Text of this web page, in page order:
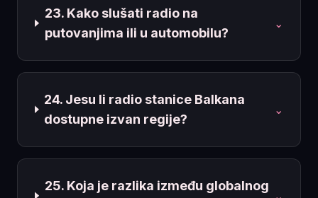
23. Kako slušati radio na
putovanjima ili u automobilu?
⌄
24. Jesu li radio stanice Balkana
dostupne izvan regije?
⌄
25. Koja je razlika između globalnog